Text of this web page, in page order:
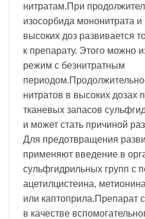
нитратам.При
изосорбида мононитрата
высоких доз развивается
к препарату. Этого можно
режим с безнитратным
нитратов в высоких дозах
тканевых запасов
и может стать причиной
Для предотвращения
применяют введение в
сульфгидрильных групп с
ацетилцистеина, метионина
или каптоприла.Препарат
в качестве